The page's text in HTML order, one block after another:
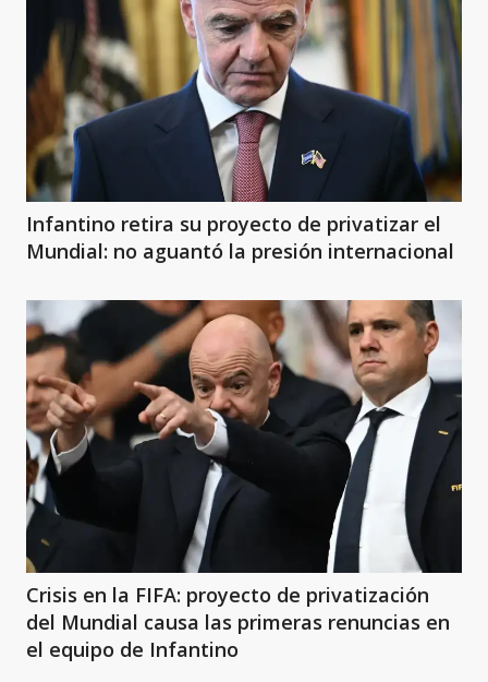
Infantino retira su proyecto de privatizar el
Mundial: no aguantó la presión internacional
Crisis en la FIFA: proyecto de privatización
del Mundial causa las primeras renuncias en
el equipo de Infantino